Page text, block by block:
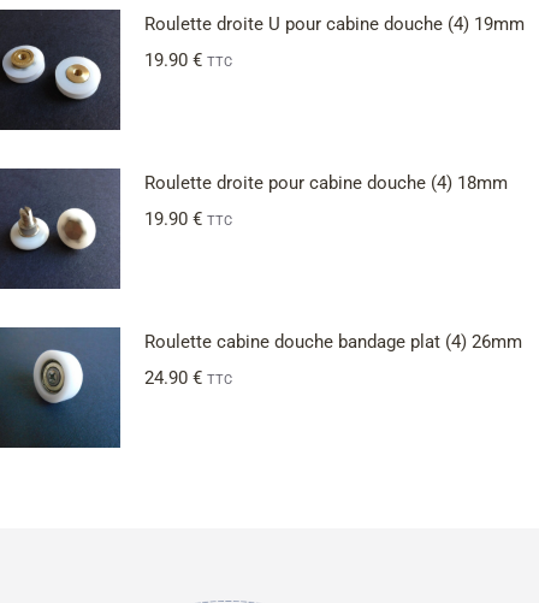
Roulette droite U pour cabine douche (4) 19mm
19.90 € TTC
Roulette droite pour cabine douche (4) 18mm
19.90 € TTC
Roulette cabine douche bandage plat (4) 26mm
24.90 € TTC